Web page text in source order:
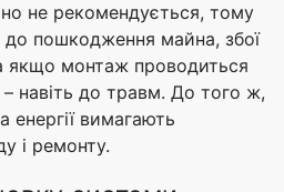
не рекомендується, тому
пошкодження майна, збої
якщо монтаж проводиться
– навіть до травм. До того ж,
енергії вимагають
і ремонту.